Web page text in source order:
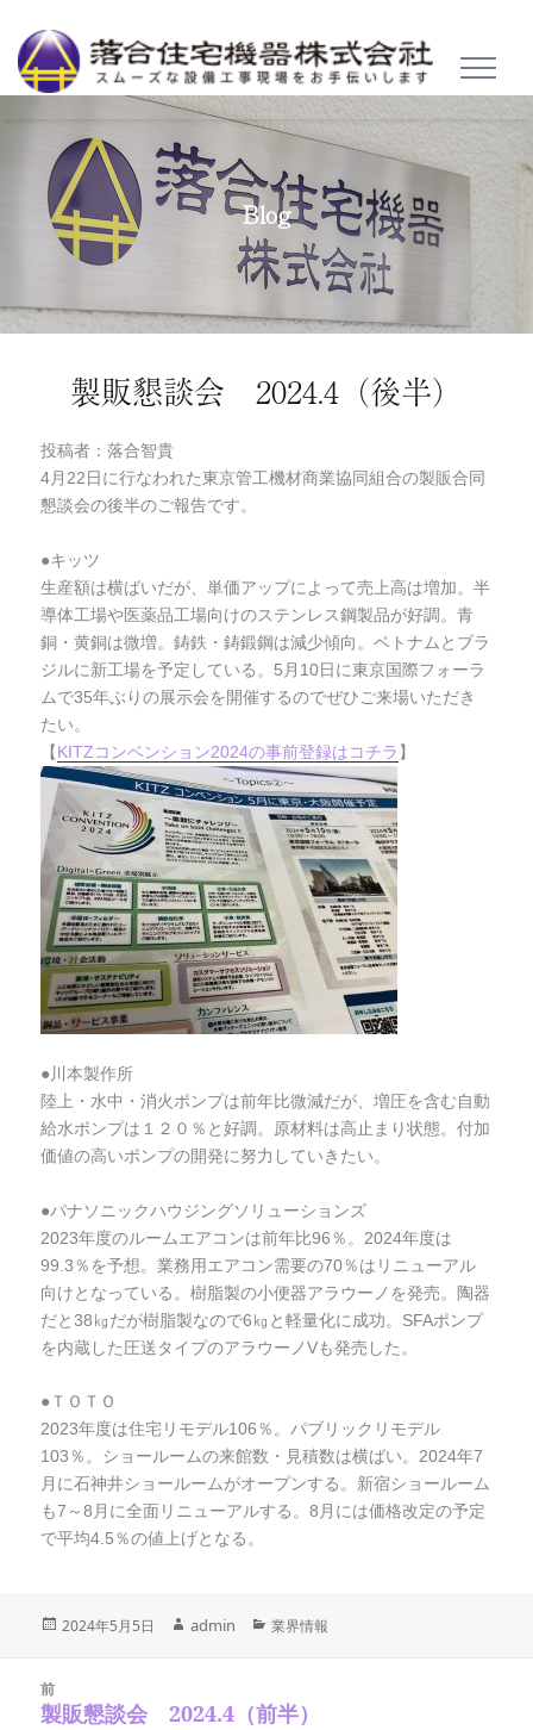
Blog
製販懇談会 2024.4（後半）
投稿者：落合智貴
4月22日に行なわれた東京管工機材商業協同組合の製販合同
懇談会の後半のご報告です。
●キッツ
生産額は横ばいだが、単価アップによって売上高は増加。半
導体工場や医薬品工場向けのステンレス鋼製品が好調。青
銅・黄銅は微増。鋳鉄・鋳鍛鋼は減少傾向。ベトナムとブラ
ジルに新工場を予定している。5月10日に東京国際フォーラ
ムで35年ぶりの展示会を開催するのでぜひご来場いただき
たい。
【KITZコンベンション2024の事前登録はコチラ 】
●川本製作所
陸上・水中・消火ポンプは前年比微減だが、増圧を含む自動
給水ポンプは１２０％と好調。原材料は高止まり状態。付加
価値の高いポンプの開発に努力していきたい。
●パナソニックハウジングソリューションズ
2023年度のルームエアコンは前年比96％。2024年度は
99.3％を予想。業務用エアコン需要の70％はリニューアル
向けとなっている。樹脂製の小便器アラウーノを発売。陶器
だと38㎏だが樹脂製なので6㎏と軽量化に成功。SFAポンプ
を内蔵した圧送タイプのアラウーノVも発売した。
●ＴＯＴＯ
2023年度は住宅リモデル106％。パブリックリモデル
103％。ショールームの来館数・見積数は横ばい。2024年7
月に石神井ショールームがオープンする。新宿ショールーム
も7～8月に全面リニューアルする。8月には価格改定の予定
で平均4.5％の値上げとなる。
投
2024年5月5日
作
admin
カ
ー
業界情報
前
前
製販懇談会 2024.4（前半）